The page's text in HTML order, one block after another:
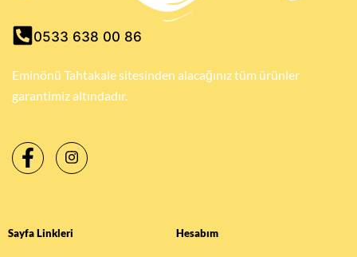
0533 638 00 86
Eminönü Tahtakale sitesinden alacağınız tüm ürünler
garantimiz altındadır.
Sayfa Linkleri Hesabım